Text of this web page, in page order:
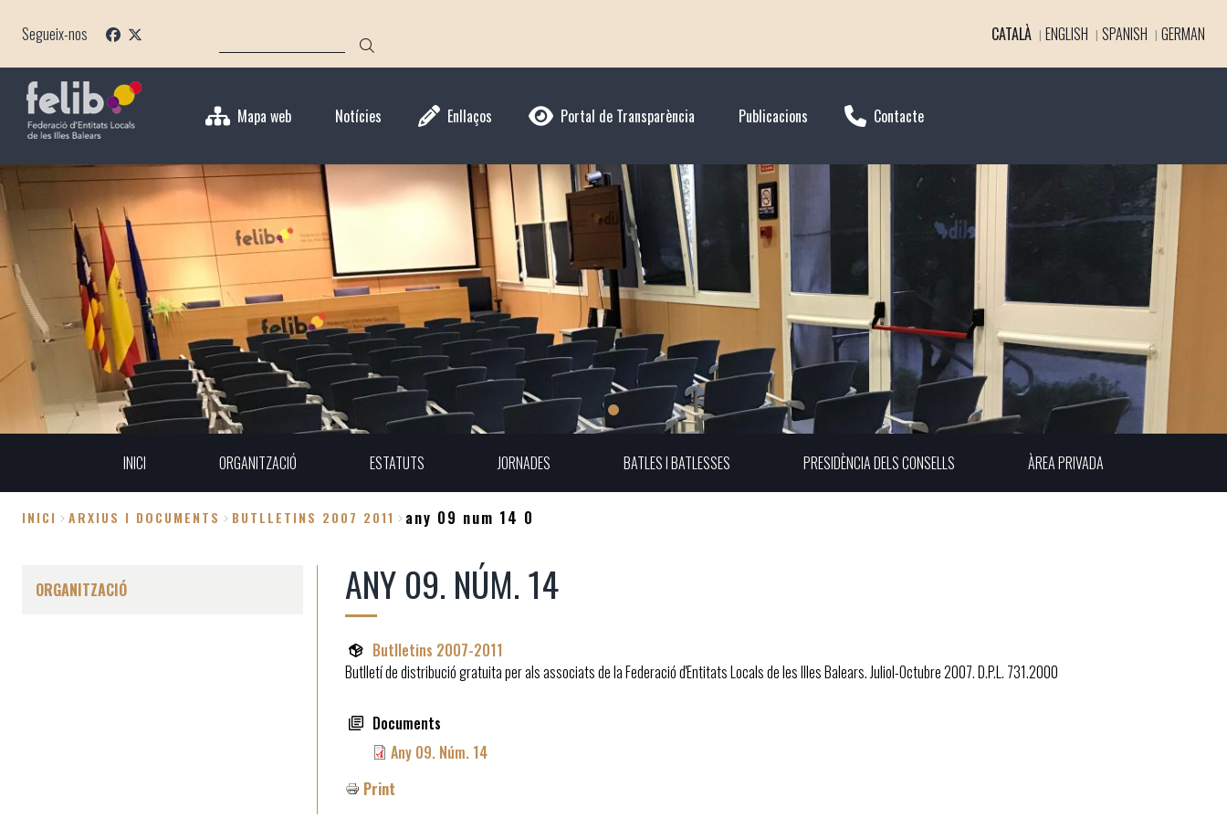
Segueix-nos CATALÀ ENGLISH SPANISH GERMAN
Mapa web Notícies Enllaços Portal de Transparència Publicacions Contacte
INICI ORGANITZACIÓ ESTATUTS JORNADES BATLES I BATLESSES PRESIDÈNCIA DELS CONSELLS ÀREA PRIVADA
d'Ariadna
INICI ARXIUS I DOCUMENTS BUTLLETINS 2007 2011 any 09 num 14 0
ORGANITZACIÓ ANY 09. NÚM. 14
Butlletins 2007-2011
Butlletí de distribució gratuita per als associats de la Federació d'Entitats Locals de les Illes Balears. Juliol-Octubre 2007. D.P.L. 731.2000
Documents
Any 09. Núm. 14
Print